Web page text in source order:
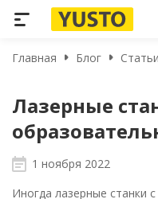
Главная Блог Статьи
Лазерные
1 ноября 2022
Иногда лазерные станки